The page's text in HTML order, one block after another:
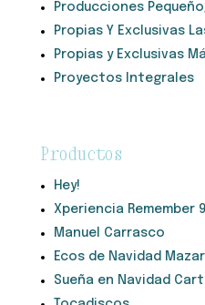
Producciones
Propias Y Exclusivas
Propias y Exclusivas
Proyectos Integrales
Productos
Hey!
Xperiencia Remember
Manuel Carrasco
Ecos de Navidad
Sueña en Navidad